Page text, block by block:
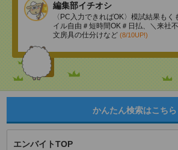
編集部イチオシ
〈PC入力できればOK〉模試結果もく
イル自由＃短時間OK＃日払、＼来社
文房具の仕分けなど (8/10UP!)
かんたん検索はこちら
エンバイトTOP